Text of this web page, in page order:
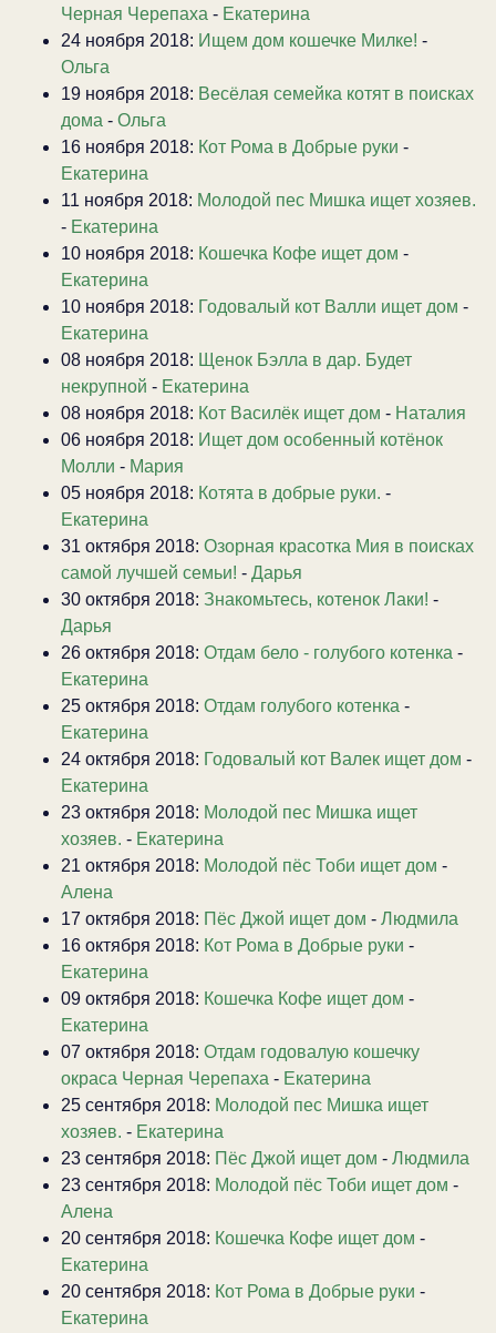
Черная Черепаха - Екатерина
24 ноября 2018: Ищем дом кошечке Милке! -
Ольга
19 ноября 2018: Весёлая семейка котят в поисках
дома - Ольга
16 ноября 2018: Кот Рома в Добрые руки -
Екатерина
11 ноября 2018: Молодой пес Мишка ищет хозяев.
- Екатерина
10 ноября 2018: Кошечка Кофе ищет дом -
Екатерина
10 ноября 2018: Годовалый кот Валли ищет дом -
Екатерина
08 ноября 2018: Щенок Бэлла в дар. Будет
некрупной - Екатерина
08 ноября 2018: Кот Василёк ищет дом - Наталия
06 ноября 2018: Ищет дом особенный котёнок
Молли - Мария
05 ноября 2018: Котята в добрые руки. -
Екатерина
31 октября 2018: Озорная красотка Мия в поисках
самой лучшей семьи! - Дарья
30 октября 2018: Знакомьтесь, котенок Лаки! -
Дарья
26 октября 2018: Отдам бело - голубого котенка -
Екатерина
25 октября 2018: Отдам голубого котенка -
Екатерина
24 октября 2018: Годовалый кот Валек ищет дом -
Екатерина
23 октября 2018: Молодой пес Мишка ищет
хозяев. - Екатерина
21 октября 2018: Молодой пёс Тоби ищет дом -
Алена
17 октября 2018: Пёс Джой ищет дом - Людмила
16 октября 2018: Кот Рома в Добрые руки -
Екатерина
09 октября 2018: Кошечка Кофе ищет дом -
Екатерина
07 октября 2018: Отдам годовалую кошечку
окраса Черная Черепаха - Екатерина
25 сентября 2018: Молодой пес Мишка ищет
хозяев. - Екатерина
23 сентября 2018: Пёс Джой ищет дом - Людмила
23 сентября 2018: Молодой пёс Тоби ищет дом -
Алена
20 сентября 2018: Кошечка Кофе ищет дом -
Екатерина
20 сентября 2018: Кот Рома в Добрые руки -
Екатерина